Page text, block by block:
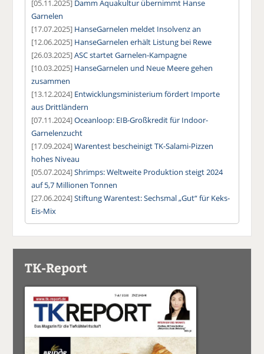
[05.11.2025] Damm Aquakultur übernimmt Hanse
Garnelen
[17.07.2025] HanseGarnelen meldet Insolvenz an
[12.06.2025] HanseGarnelen erhält Listung bei Rewe
[26.03.2025]ASC startet Garnelen-Kampagne
[10.03.2025] HanseGarnelen und Neue Meere gehen
zusammen
[13.12.2024] Entwicklungsministerium fördert Importe
aus Drittländern
[07.11.2024]Oceanloop: EIB-Großkredit für Indoor-
Garnelenzucht
[17.09.2024]Warentest bescheinigt TK-Salami-Pizzen
hohes Niveau
[05.07.2024]Shrimps: Weltweite Produktion steigt 2024
auf 5,7 Millionen Tonnen
[27.06.2024]Stiftung Warentest: Sechsmal „Gut“ für Keks-
Eis-Mix
TK-Report